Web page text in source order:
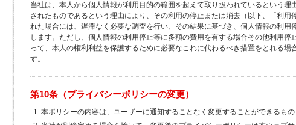
当社は、本人から個人情報が利用目的の範囲を超えて取り扱われているという理
されたものであるという理由により、その利用の停止または消去（以下、「利用
れた場合には、遅滞なく必要な調査を行い、その結果に基づき、個人情報の利用
します。ただし、個人情報の利用停止等に多額の費用を有する場合その他利用停
って、本人の権利利益を保護するために必要なこれに代わるべき措置をとれる場
す。
第10条（プライバシーポリシーの変更）
本ポリシーの内容は、ユーザーに通知することなく変更することができるもの